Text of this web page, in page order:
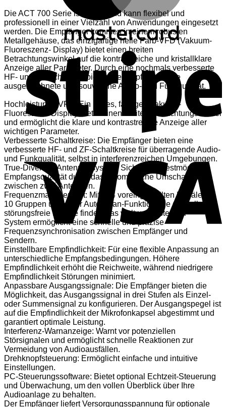
Die ACT 700 Serie ist robust und kann flexibel und
professionell in einer Vielzahl von Anwendungen eingesetzt
werden. Die Empfänger kommen in einem robusten
Metallgehäuse, das einzigartige helle Farb-VFD (Vakuum-
Fluoreszenz- Display) bietet einen breiten
Betrachtungswinkel auf die kontrastreiche und kristallklare
Anzeige aller Parameter. Durch eine nochmals verbesserte
HF- und ZF-Schaltung bieten die Empfänger eine
ausgezeichnete und souveräne Audio- und Funkqualität.
Hochleistungs-VFD: Ein helles, farbiges Vakuum-
Fluoreszenz-Display bietet einen breiten Betrachtungswinkel
und ermöglicht die klare und kontrastreiche Anzeige aller
wichtigen Parameter.
Verbesserte Schaltkreise: Die Empfänger bieten eine
verbesserte HF- und ZF-Schaltkreise für überragende Audio-
und Funkqualität, selbst in interferenzreichen Umgebungen.
True-Diversity-Antennensystem: Sichert die bestmögliche
Empfangsqualität durch das automatische Umschalten
zwischen zwei Antennen.
Frequenzmanagement: Mit 104 voreingestellten Kanälen in
10 Gruppen und einer Auto-Scan-Funktion, die schnell
störungsfreie Kanäle findet. Das weltweit erste ACT™-
System ermöglicht eine schnelle und präzise
Frequenzsynchronisation zwischen Empfänger und
Sendern.
Einstellbare Empfindlichkeit: Für eine flexible Anpassung an
unterschiedliche Empfangsbedingungen. Höhere
Empfindlichkeit erhöht die Reichweite, während niedrigere
Empfindlichkeit Störungen minimiert.
Anpassbare Ausgangssignale: Die Empfänger bieten die
Möglichkeit, das Ausgangssignal in drei Stufen als Einzel-
oder Summensignal zu konfigurieren. Der Ausgangspegel ist
auf die Empfindlichkeit der Mikrofonkapsel abgestimmt und
garantiert optimale Leistung.
Interferenz-Warnanzeige: Warnt vor potenziellen
Störsignalen und ermöglicht schnelle Reaktionen zur
Vermeidung von Audioausfällen.
Drehknopfsteuerung: Ermöglicht einfache und intuitive
Einstellungen.
PC-Steuerungssoftware: Bietet optional Echtzeit-Steuerung
und Überwachung, um den vollen Überblick über Ihre
Audioanlage zu behalten.
Der Empfänger liefert Versorgungsspannung für optionale